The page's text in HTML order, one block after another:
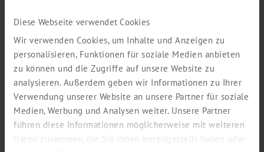
Diese Webseite verwendet Cookies
Wir verwenden Cookies, um Inhalte und Anzeigen zu
personalisieren, Funktionen für soziale Medien anbieten
zu können und die Zugriffe auf unsere Website zu
analysieren. Außerdem geben wir Informationen zu Ihrer
Verwendung unserer Website an unsere Partner für soziale
Medien, Werbung und Analysen weiter. Unsere Partner
führen diese Informationen möglicherweise mit weiteren
Daten zusammen, die Sie ihnen bereitgestellt haben oder
SCHAFT­EN
MIT UNSEREM AROMENPORTFOLIO
VERBESSERN SIE GERUCH UND GESCHMACK
UND GLEICHEN AROMAVERLUSTE AUS
Mit unseren zahlreichen Produktlösungen und unserer
jahrzehntelangen Erfahrung in der Lebensmittel- und
Getränkeindustrie, können wir für Sie einen einzigartigen Einfluss
auf den Geruch und den Geschmack Ihrer Produkte nehmen.